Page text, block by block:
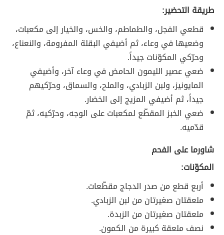
طريقة التحضير:
قطعي الفجل، والطماطم، والخس، والخيار إلى مكعبات،
وضعيها في وعاء، ثم أضيفي البقلة المفرومة، والنعناع،
وحرّكي المكوّنات جيداً.
ضعي عصير الليمون الحامض في وعاء آخر، وأضيفي
المايونيز، ولبن الزبادي، والملح، والسماق، وحرّكيهم
جيداً، ثم أضيفي المزيج إلى الخضار.
ضعي الخبز المقطّع لمكعبات على الوجه، وحرّكيه، ثمّ
قدّميه.
شاورما على الفحم
المكوّنات:
أربع قطع من صدر الدجاج مقطّعات.
ملعقتان صغيرتان من لبن الزبادي.
ملعقتان صغيرتان من الزبدة.
نصف ملعقة كبيرة من الكمون.